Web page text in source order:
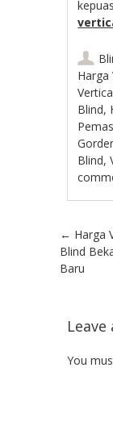
Harga
Blind,
Blind,
← Harga
Blind
Baru
Leave
You